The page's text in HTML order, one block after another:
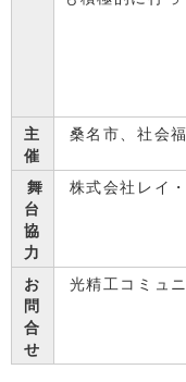
主
催
桑名市、社会
舞
台
協
力
株式会社レイ
お
問
合
せ
光精工コミ